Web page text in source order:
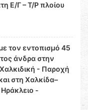
Ε/Γ – Τ/Ρ πλοίου
τον εντοπισμό 45
άνδρα στην
- Παροχή
στη Χαλκίδα–
-